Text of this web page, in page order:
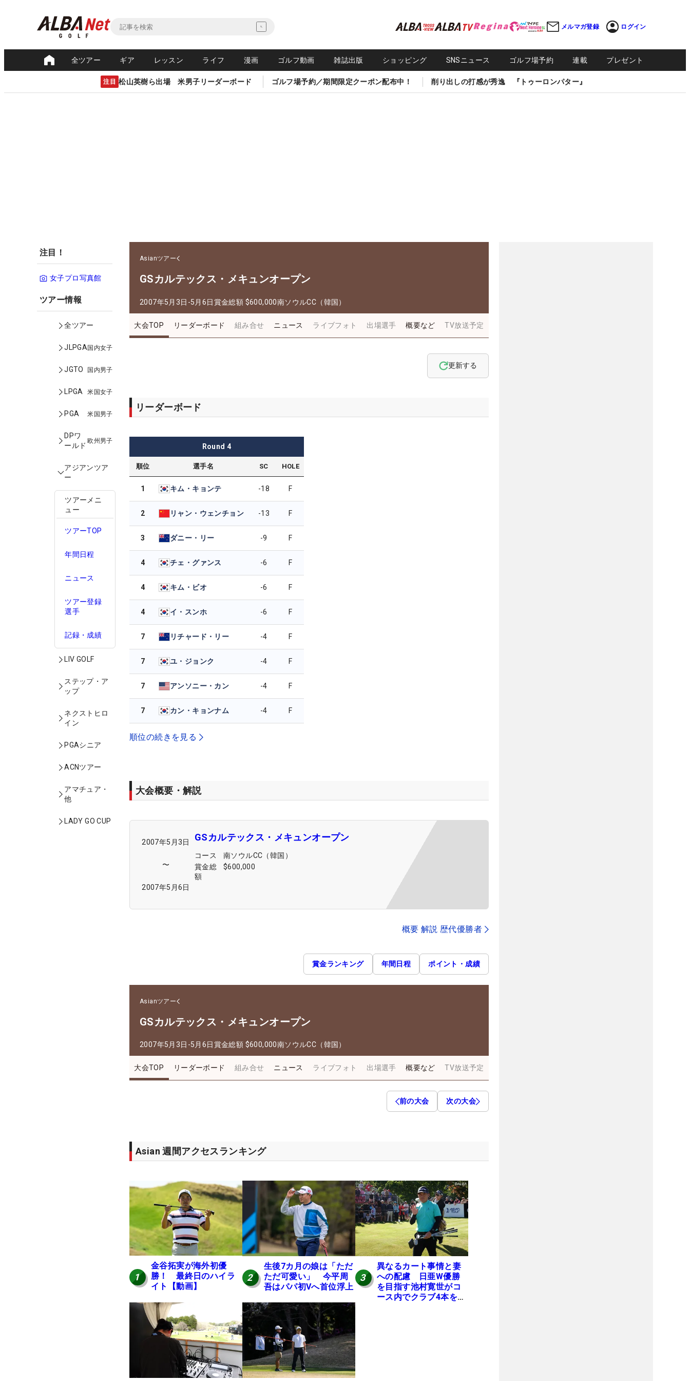
メルマガ登録 ログイン
全ツアー ギア レッスン ライフ 漫画 ゴルフ動画 雑誌出版 ショッピング SNSニュース ゴルフ場予約 連載 プレゼント
注目 松山英樹ら出場 米男子リーダーボード ゴルフ場予約／期間限定クーポン配布中！ 削り出しの打感が秀逸 『トゥーロンパター』
注目！
女子プロ写真館
ツアー情報
全ツアー
JLPGA国内女子
JGTO 国内男子
LPGA 米国女子
PGA 米国男子
DPワ
ールド
欧州男子
アジアンツア
ー
ツアーメニ
ュー
ツアーTOP
年間日程
ニュース
ツアー登録
選手
記録・成績
LIV GOLF
ステップ・ア
ップ
ネクストヒロ
イン
PGAシニア
ACNツアー
アマチュア・
他
LADY GO CUP
Asianツアー
GSカルテックス・メキュンオープン
2007年5月3日-5月6日 賞金総額 $600,000南ソウルCC（韓国）
大会TOP リーダーボード 組み合せ ニュース ライブフォト 出場選手 概要など TV放送予定
更新する
リーダーボード
Round 4
順位 選手名 SC HOLE
1 キム・キョンテ -18 F
2 リャン・ウェンチョン -13 F
3 ダニー・リー -9 F
4 チェ・グァンス -6 F
4 キム・ビオ -6 F
4 イ・スンホ -6 F
7 リチャード・リー -4 F
7 ユ・ジョンク -4 F
7 アンソニー・カン -4 F
7 カン・キョンナム -4 F
順位の続きを見る
大会概要・解説
2007年5月3日
〜
2007年5月6日
GSカルテックス・メキュンオープン
コース
南ソウルCC（韓国）
賞金総
額
$600,000
概要 解説 歴代優勝者
賞金ランキング 年間日程 ポイント・成績
Asianツアー
GSカルテックス・メキュンオープン
2007年5月3日-5月6日 賞金総額 $600,000南ソウルCC（韓国）
大会TOP リーダーボード 組み合せ ニュース ライブフォト 出場選手 概要など TV放送予定
前の大会 次の大会
Asian 週間アクセスランキング
1
金谷拓実が海外初優
勝！ 最終日のハイラ
イト【動画】
2
生後7カ月の娘は「ただ
ただ可愛い」 今平周
吾はパパ初Vへ首位浮上
3
異なるカート事情と妻
への配慮 日亜W優勝
を目指す池村寛世がコ
ース内でクラブ4本を持